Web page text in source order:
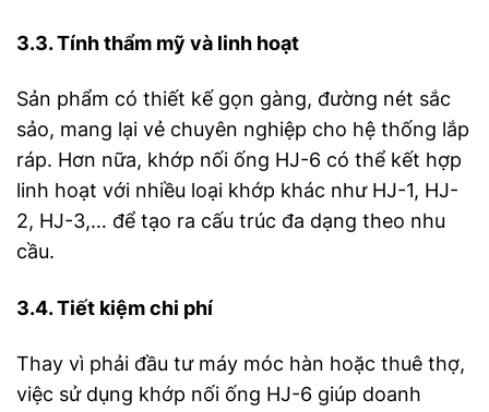
3.3. Tính thẩm mỹ và linh hoạt
Sản phẩm có thiết kế gọn gàng, đường nét sắc
sảo, mang lại vẻ chuyên nghiệp cho hệ thống lắp
ráp. Hơn nữa, khớp nối ống HJ-6 có thể kết hợp
linh hoạt với nhiều loại khớp khác như HJ-1, HJ-
2, HJ-3,… để tạo ra cấu trúc đa dạng theo nhu
cầu.
3.4. Tiết kiệm chi phí
Thay vì phải đầu tư máy móc hàn hoặc thuê thợ,
việc sử dụng khớp nối ống HJ-6 giúp doanh